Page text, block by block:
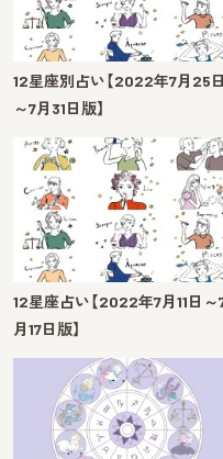
12星座別占い【2022年7月25日
～7月31日版】
12星座占い【2022年7月11日～
月17日版】